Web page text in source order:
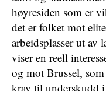
høyresiden som er
det er folket mot
arbeidsplasser ut
viser en reell
og mot Brussel,
krav til underskudd